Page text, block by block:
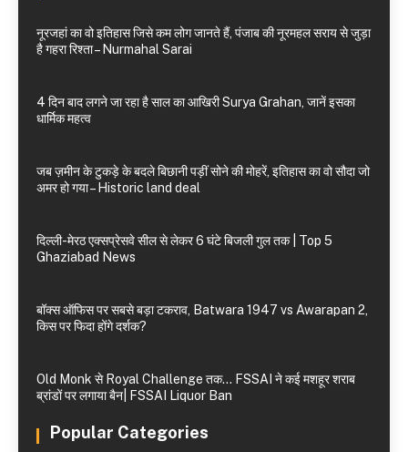
नूरजहां का वो इतिहास जिसे कम लोग जानते हैं, पंजाब की नूरमहल सराय से जुड़ा
है गहरा रिश्ता – Nurmahal Sarai
4 दिन बाद लगने जा रहा है साल का आखिरी Surya Grahan, जानें इसका
धार्मिक महत्व
जब ज़मीन के टुकड़े के बदले बिछानी पड़ीं सोने की मोहरें, इतिहास का वो सौदा जो
अमर हो गया – Historic land deal
दिल्ली-मेरठ एक्सप्रेसवे सील से लेकर 6 घंटे बिजली गुल तक | Top 5
Ghaziabad News
बॉक्स ऑफिस पर सबसे बड़ा टकराव, Batwara 1947 vs Awarapan 2,
किस पर फिदा होंगे दर्शक?
Old Monk से Royal Challenge तक… FSSAI ने कई मशहूर शराब
ब्रांडों पर लगाया बैन| FSSAI Liquor Ban
Popular Categories